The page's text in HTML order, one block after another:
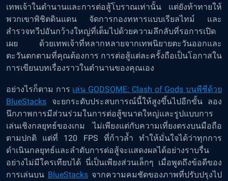
เทพเจ้าในตำนานและการต่อสู้โบราณเท่านั้น แต่ยังท้าทายให้
พวกเขาพิชิตดินแดน จัดการกองทหารแบบเรียลไทม์ และ
สำรวจทวีปอันกว้างใหญ่ที่เต็มไปด้วยความลึกลับที่รอการเปิด
เผย ด้วยเทพเจ้าที่หลากหลายจากเทพนิยายตะวันออกและ
ตะวันตกตามที่คุณต้องการ การต่อสู้แต่ละครั้งถือเป็นโอกาสใน
การเขียนบทเรื่องราวในตำนานของคุณเอง
อย่างไรก็ตาม การ เล่น GODSOME: Clash of Gods บนพีซีด้วย
BlueStacks จะยกระดับประสบการณ์นี้ให้สูงขึ้นไปอีกขั้น ลอง
นึกภาพการมีส่วนร่วมในการต่อสู้ขนาดใหญ่และรูปแบบการ
เล่นเชิงกลยุทธ์ของเกม ไม่เพียงแต่กับความเที่ยงตรงบนมือถือ
ตามปกติ แต่ที่ 120 FPS ที่ก้าวล้ำ ทำให้มั่นใจได้ว่าทุกการ
ดำเนินกลยุทธ์และลำดับการต่อสู้จะแสดงผลได้อย่างราบรื่น
อย่างไม่มีใครเทียบได้ นี่เป็นเพียงส่วนเล็กๆ เมื่อพูดถึงข้อดีของ
การเล่นบน BlueStacks จากความคมชัดของภาพที่ปรับปรุงไป